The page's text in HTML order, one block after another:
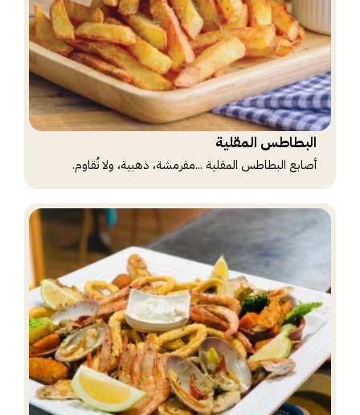
البطاطس المقلية
أصابع البطاطس المقلية ...مقرمشة، ذهبية، ولا تُقاوم.